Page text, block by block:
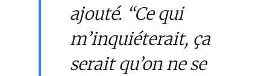
ajouté. “Ce qui
m’inquiéterait, ça
serait qu’on ne se